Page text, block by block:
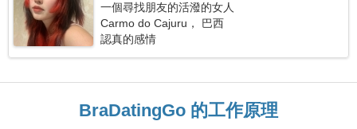
一個尋找朋友的活潑的女人
Carmo do Cajuru， 巴西
認真的感情
BraDatingGo 的工作原理